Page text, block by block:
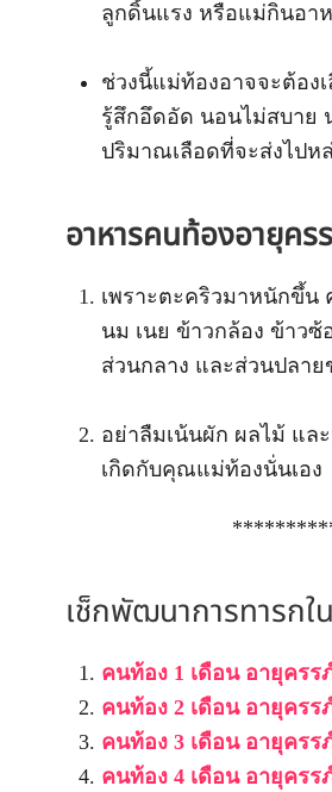
ลูกดิ้นแรง หรือแม่กินอา
ช่วงนี้แม่ท้องอาจจะต้อง
รู้สึกอึดอัด นอนไม่สบาย
ปริมาณเลือดที่จะส่งไปห
อาหารคนท้องอายุคร
เพราะตะคริวมาหนักขึ้น
นม เนย ข้าวกล้อง ข้าวซ้
ส่วนกลาง และส่วนปลาย
อย่าลืมเน้นผัก ผลไม้ แล
เกิดกับคุณแม่ท้องนั่นเอง
เช็กพัฒนาการทารก
คนท้อง 1 เดือน อายุครร
คนท้อง 2 เดือน อายุครร
คนท้อง 3 เดือน อายุครร
คนท้อง 4 เดือน อายุครร